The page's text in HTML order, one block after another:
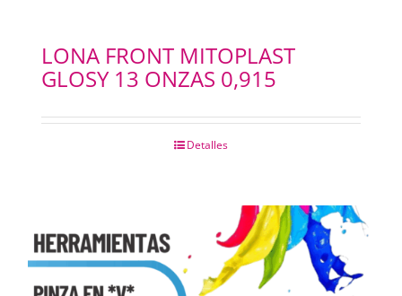
LONA FRONT MITOPLAST
GLOSY 13 ONZAS 0,915
Detalles